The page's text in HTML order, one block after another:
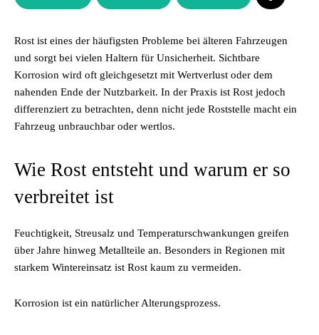
Rost ist eines der häufigsten Probleme bei älteren Fahrzeugen
und sorgt bei vielen Haltern für Unsicherheit. Sichtbare
Korrosion wird oft gleichgesetzt mit Wertverlust oder dem
nahenden Ende der Nutzbarkeit. In der Praxis ist Rost jedoch
differenziert zu betrachten, denn nicht jede Roststelle macht ein
Fahrzeug unbrauchbar oder wertlos.
Wie Rost entsteht und warum er so
verbreitet ist
Feuchtigkeit, Streusalz und Temperaturschwankungen greifen
über Jahre hinweg Metallteile an. Besonders in Regionen mit
starkem Wintereinsatz ist Rost kaum zu vermeiden.
Korrosion ist ein natürlicher Alterungsprozess.